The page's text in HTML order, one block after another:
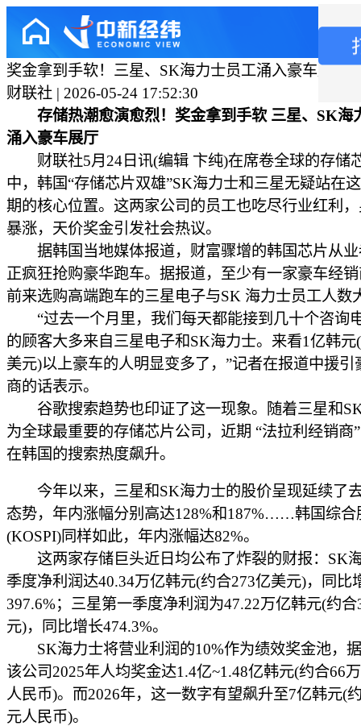
奖金拿到手软！三星、SK海力士员工涌入豪车展厅
财联社 | 2026-05-24 17:52:30
存储热潮愈演愈烈！奖金拿到手软 三星、SK海
涌入豪车展厅
财联社5月24日讯(编辑 卞纯)在席卷全球的存储
中，韩国“存储芯片双雄”SK海力士和三星无疑站在
期的核心位置。这两家公司的员工也吃尽行业红利
暴涨，天价奖金引发社会热议。
据韩国当地媒体报道，财富骤增的韩国芯片从业
正疯狂抢购豪华跑车。据报道，至少有一家豪车经
前来选购高端跑车的三星电子与SK 海力士员工人数
“过去一个月里，我们每天都能接到几十个咨询
的顾客大多来自三星电子和SK海力士。来看1亿韩元
美元)以上豪车的人明显变多了，”记者在报道中援引
商的话表示。
谷歌搜索趋势也印证了这一现象。随着三星和
为全球最重要的存储芯片公司，近期 “法拉利经销商
在韩国的搜索热度飙升。
今年以来，三星和SK海力士的股价呈现延续了
态势，年内涨幅分别高达128%和187%……韩国综合
(KOSPI)同样如此，年内涨幅达82%。
这两家存储巨头近日均公布了炸裂的财报：SK
季度净利润达40.34万亿韩元(约合273亿美元)，同比
397.6%；三星第一季度净利润为47.22万亿韩元(约合
元)，同比增长474.3%。
SK海力士将营业利润的10%作为绩效奖金池，
该公司2025年人均奖金达1.4亿~1.48亿韩元(约合66
人民币)。而2026年，这一数字有望飙升至7亿韩元(
元人民币)。